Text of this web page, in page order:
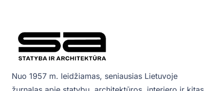
Nuo 1957 m. leidžiamas, seniausias Lietuvoje